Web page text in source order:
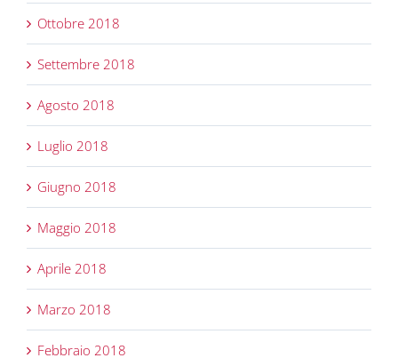
Ottobre 2018
Settembre 2018
Agosto 2018
Luglio 2018
Giugno 2018
Maggio 2018
Aprile 2018
Marzo 2018
Febbraio 2018